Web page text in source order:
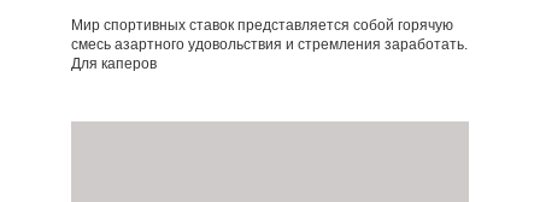
Мир спортивных ставок представляется собой горячую
смесь азартного удовольствия и стремления заработать.
Для каперов